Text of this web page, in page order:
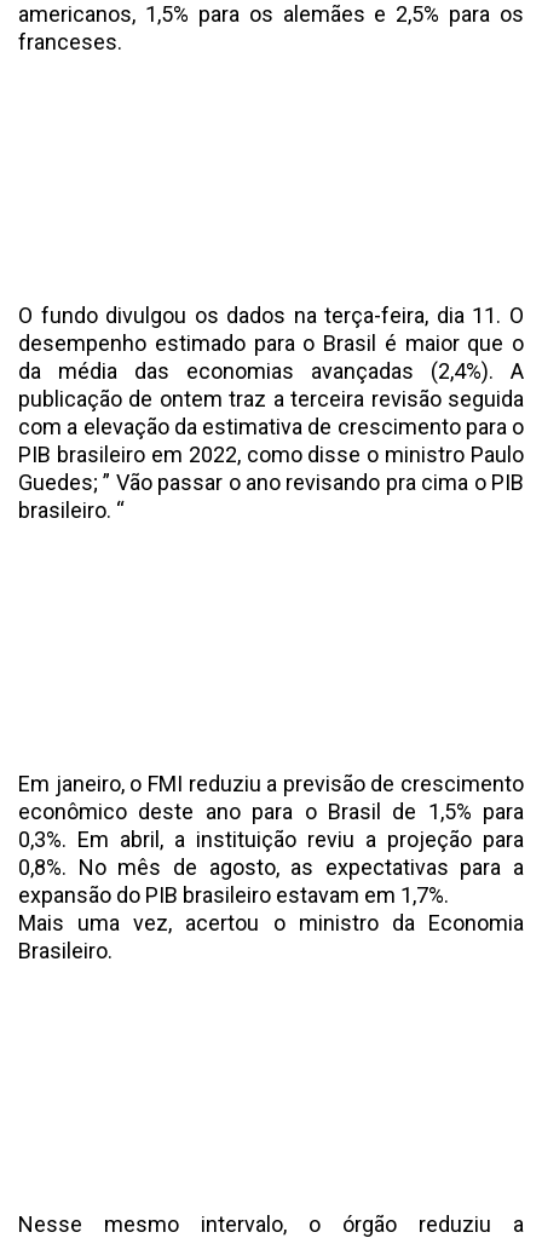
americanos, 1,5% para os alemães e 2,5% para os
franceses.
O fundo divulgou os dados na terça-feira, dia 11. O
desempenho estimado para o Brasil é maior que o
da média das economias avançadas (2,4%). A
publicação de ontem traz a terceira revisão seguida
com a elevação da estimativa de crescimento para o
PIB brasileiro em 2022, como disse o ministro Paulo
Guedes; ” Vão passar o ano revisando pra cima o PIB
brasileiro. “
Em janeiro, o FMI reduziu a previsão de crescimento
econômico deste ano para o Brasil de 1,5% para
0,3%. Em abril, a instituição reviu a projeção para
0,8%. No mês de agosto, as expectativas para a
expansão do PIB brasileiro estavam em 1,7%.
Mais uma vez, acertou o ministro da Economia
Brasileiro.
Nesse mesmo intervalo, o órgão reduziu a